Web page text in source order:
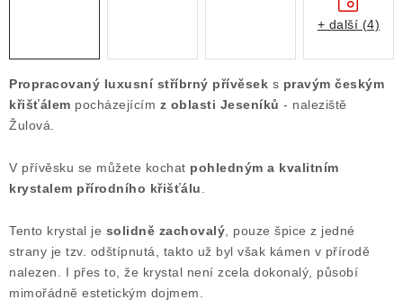
Výkup minerálů a drahých kamenů
Formulář pro uplatnění reklamace
Poučení o právu na odstoupení od smlouvy
Propracovaný luxusní stříbrný přívěsek s pravým českým
křišťálem pocházejícím z oblasti Jeseníků - naleziště
Žulová.
V přívěsku se můžete kochat pohledným a kvalitním
krystalem přírodního křišťálu
Tento krystal je solidně zachovalý , pouze špice z jedné
strany je tzv. odštípnutá, takto už byl však kámen v přírodě
nalezen. I přes to, že krystal není zcela dokonalý, působí
mimořádně estetickým dojmem.
+ další (4)